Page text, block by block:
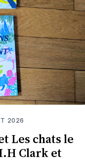
2026
Les chats le
Clark et